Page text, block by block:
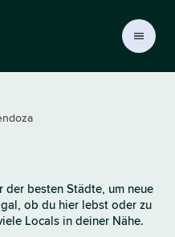
besten Städte, um neue
ob du hier lebst oder zu
Locals in deiner Nähe.